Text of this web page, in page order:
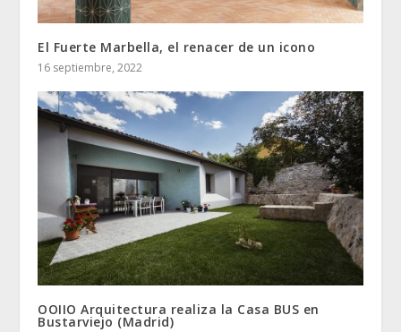
El Fuerte Marbella, el renacer de un icono
16 septiembre, 2022
OOIIO Arquitectura realiza la Casa BUS en
Bustarviejo (Madrid)